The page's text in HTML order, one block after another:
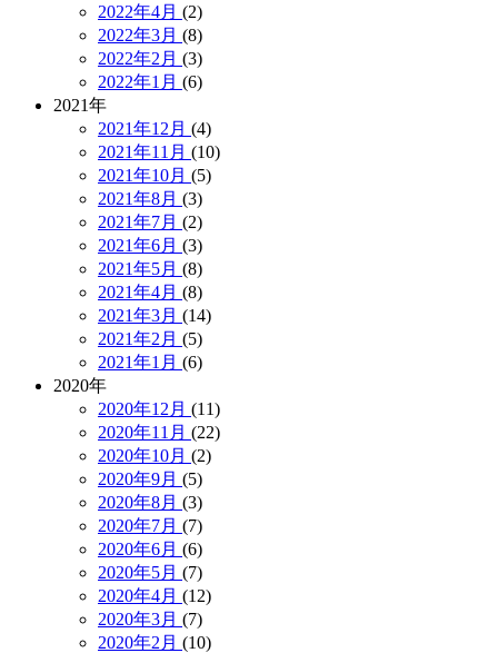
2022年4月 (2)
2022年3月 (8)
2022年2月 (3)
2022年1月 (6)
2021年
2021年12月 (4)
2021年11月 (10)
2021年10月 (5)
2021年8月 (3)
2021年7月 (2)
2021年6月 (3)
2021年5月 (8)
2021年4月 (8)
2021年3月 (14)
2021年2月 (5)
2021年1月 (6)
2020年
2020年12月 (11)
2020年11月 (22)
2020年10月 (2)
2020年9月 (5)
2020年8月 (3)
2020年7月 (7)
2020年6月 (6)
2020年5月 (7)
2020年4月 (12)
2020年3月 (7)
2020年2月 (10)